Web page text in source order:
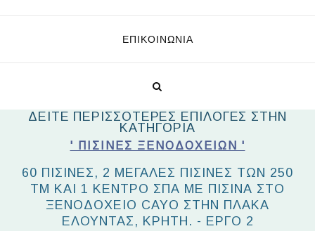
ΕΠΙΚΟΙΝΩΝΊΑ
ΔΕΙΤΕ ΠΕΡΙΣΣΟΤΕΡΕΣ ΕΠΙΛΟΓΕΣ ΣΤΗΝ
ΚΑΤΗΓΟΡΙΑ
' ΠΙΣΊΝΕΣ ΞΕΝΟΔΟΧΕΊΩΝ '
60 ΠΙΣΊΝΕΣ, 2 ΜΕΓΆΛΕΣ ΠΙΣΊΝΕΣ ΤΩΝ 250
ΤΜ ΚΑΙ 1 ΚΈΝΤΡΟ ΣΠΑ ΜΕ ΠΙΣΊΝΑ ΣΤΟ
ΞΕΝΟΔΟΧΕΊΟ CAYO ΣΤΗΝ ΠΛΆΚΑ
ΕΛΟΎΝΤΑΣ, ΚΡΉΤΗ. - ΈΡΓΟ 2